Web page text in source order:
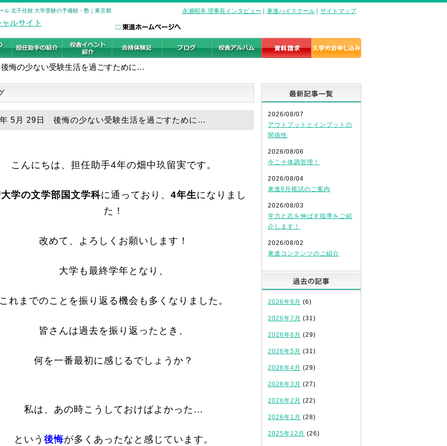
北千住校 大学受験の予備校・塾｜東京都 永瀬昭幸 理事長インタビュー 東進ハイスクール サイトマップ
後悔の少ない受験生活を過ごすために…
5月 29日 後悔の少ない受験生活を過ごすために…
こんにちは、担任助手4年の畑中玖留実です。
学の文学部国文学科に通っており、 4年生になりまし
た！
改めて、よろしくお願いします！
大学も最終学年となり、
れまでのことを振り返る機会も多くなりました。
皆さんは過去を振り返ったとき、
何を一番最初に感じるでしょうか？
私は、あの時こうしておけばよかった…
という 後悔が多くあったなと感じています。
2026/08/07
アウトプットとインプットの
関係性
2026/08/06
今こそ体調管理！
2026/08/04
東進8月模試のご案内
2026/08/03
学力と志を伸ばす指導をご紹
介します！
2026/08/02
東進コンテンツのご紹介
2026年8月 (6)
2026年7月 (31)
2026年6月 (29)
2026年5月 (31)
2026年4月 (29)
2026年3月 (27)
2026年2月 (22)
2026年1月 (28)
2025年12月 (26)